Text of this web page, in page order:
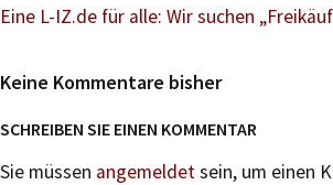
Eine L-IZ.de für alle: Wir suchen
Keine Kommentare bisher
SCHREIBEN SIE EINEN KOMMENTAR
Sie müssen angemeldetsein, um einen